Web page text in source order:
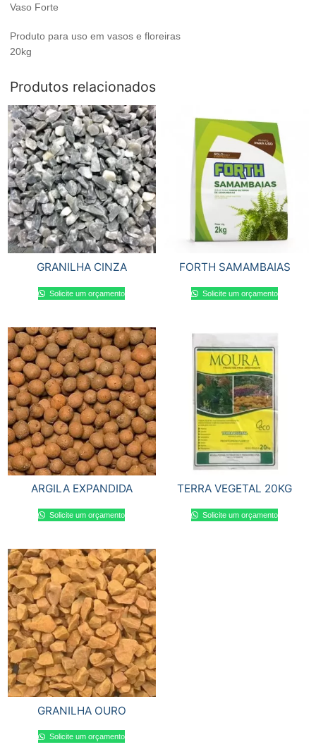
Vaso Forte
Produto para uso em vasos e floreiras
20kg
Produtos relacionados
GRANILHA CINZA
Solicite um orçamento
FORTH SAMAMBAIAS
Solicite um orçamento
ARGILA EXPANDIDA
Solicite um orçamento
TERRA VEGETAL 20KG
Solicite um orçamento
GRANILHA OURO
Solicite um orçamento